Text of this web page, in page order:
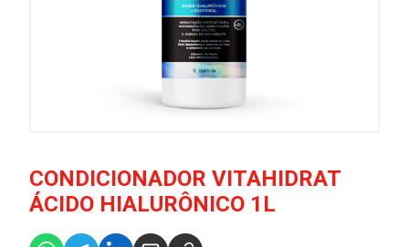
CONDICIONADOR VITAHIDRAT
ÁCIDO HIALURÔNICO 1L